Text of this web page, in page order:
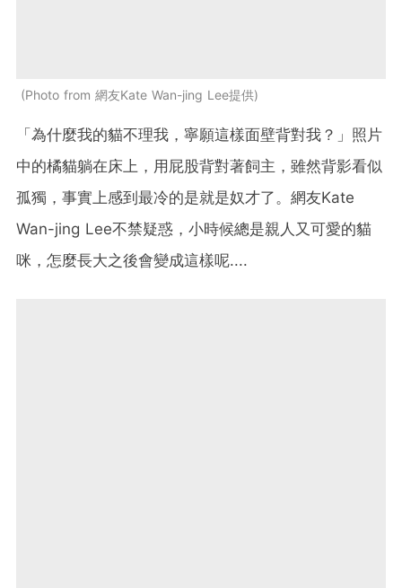
Photo from 網友Kate Wan-jing Lee提供
「為什麼我的貓不理我，寧願這樣面壁背對我？」照片
中的橘貓躺在床上，用屁股背對著飼主，雖然背影看似
孤獨，事實上感到最冷的是就是奴才了。網友Kate
Wan-jing Lee不禁疑惑，小時候總是親人又可愛的貓
咪，怎麼長大之後會變成這樣呢....